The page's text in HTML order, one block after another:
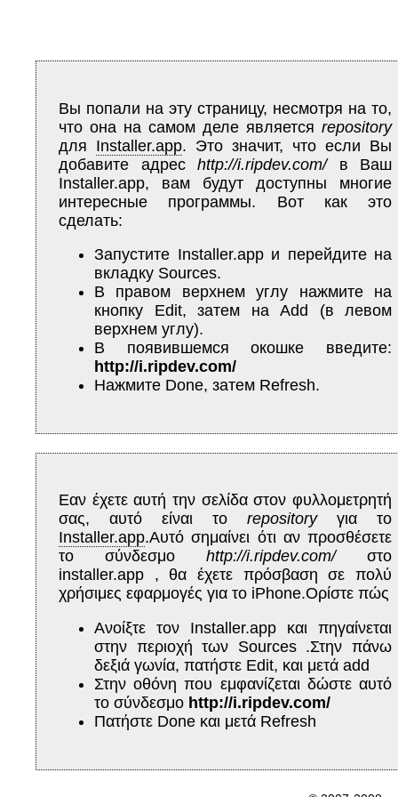
Вы попали на эту страницу, несмотря на то,
что она на самом деле является repository
для Installer.app. Это значит, что если Вы
добавите адрес http://i.ripdev.com/в Ваш
Installer.app, вам будут доступны многие
интересные программы. Вот как это
сделать:
Запустите Installer.app и перейдите на
вкладку Sources.
В правом верхнем углу нажмите на
кнопку Edit, затем на Add (в левом
верхнем углу).
В появившемся окошке введите:
http://i.ripdev.com/
Нажмите Done, затем Refresh.
Εαν έχετε αυτή την σελίδα στον φυλλομετρητή
σας, αυτό είναι το repositoryγια το
Installer.app.Αυτό σημαίνει ότι αν προσθέσετε
το σύνδεσμο http://i.ripdev.com/στο
installer.app , θα έχετε πρόσβαση σε πολύ
χρήσιμες εφαρμογές για το iPhone.Ορίστε πώς
Ανοίξτε τον Installer.app και πηγαίνεται
στην περιοχή των Sources .Στην πάνω
δεξιά γωνία, πατήστε Edit, και μετά add
Στην οθόνη που εμφανίζεται δώστε αυτό
το σύνδεσμο http://i.ripdev.com/
Πατήστε Done και μετά Refresh